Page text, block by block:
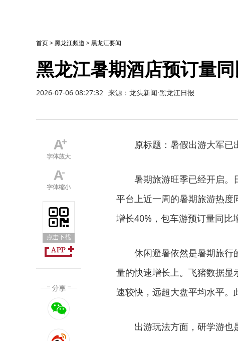
首页>黑龙江频道 >黑龙江要闻
黑龙江暑期酒店预订量
2026-07-06 08:27:32 来源：龙头新闻·黑龙江日报
原标题：暑假出游大军
暑期旅游旺季已经开启。
平台上近一周的暑期旅游热度
增长40%，包车游预订量同比
休闲避暑依然是暑期旅行
量的快速增长上。飞猪数据
速较快，远超大盘平均水平。
出游玩法方面，研学游也